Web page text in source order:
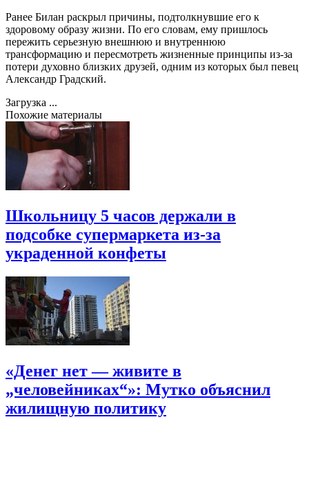
Ранее Билан раскрыл причины, подтолкнувшие его к
здоровому образу жизни. По его словам, ему пришлось
пережить серьезную внешнюю и внутреннюю
трансформацию и пересмотреть жизненные принципы из-за
потери духовно близких друзей, одним из которых был певец
Александр Градский.
Загрузка ...
Похожие материалы
Школьницу 5 часов держали в
подсобке супермаркета из-за
украденной конфеты
«Денег нет — живите в
„человейниках“»: Мутко объяснил
жилищную политику